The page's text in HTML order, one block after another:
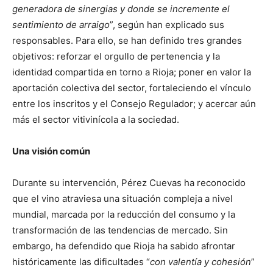
generadora de sinergias y donde se incremente el
sentimiento de arraigo”, según han explicado sus
responsables. Para ello, se han definido tres grandes
objetivos: reforzar el orgullo de pertenencia y la
identidad compartida en torno a Rioja; poner en valor la
aportación colectiva del sector, fortaleciendo el vínculo
entre los inscritos y el Consejo Regulador; y acercar aún
más el sector vitivinícola a la sociedad.
Una visión común
Durante su intervención, Pérez Cuevas ha reconocido
que el vino atraviesa una situación compleja a nivel
mundial, marcada por la reducción del consumo y la
transformación de las tendencias de mercado. Sin
embargo, ha defendido que Rioja ha sabido afrontar
históricamente las dificultades “con valentía y cohesión”